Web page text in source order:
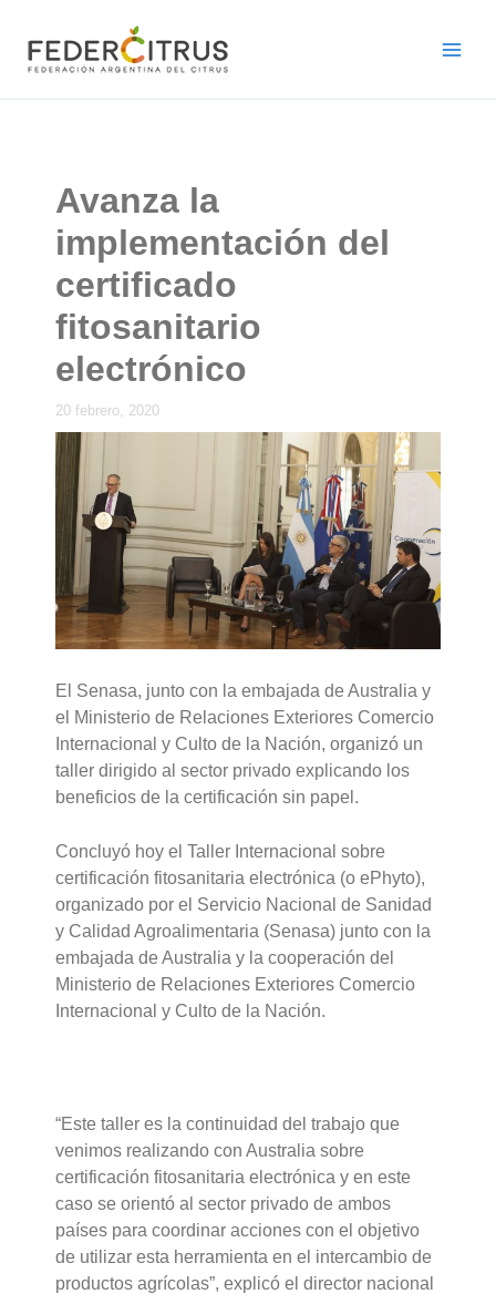
contenido
Avanza la
implementación del
certificado
fitosanitario
electrónico
20 febrero, 2020
El Senasa, junto con la embajada de Australia y
el Ministerio de Relaciones Exteriores Comercio
Internacional y Culto de la Nación, organizó un
taller dirigido al sector privado explicando los
beneficios de la certificación sin papel.
Concluyó hoy el Taller Internacional sobre
certificación fitosanitaria electrónica (o ePhyto),
organizado por el Servicio Nacional de Sanidad
y Calidad Agroalimentaria (Senasa) junto con la
embajada de Australia y la cooperación del
Ministerio de Relaciones Exteriores Comercio
Internacional y Culto de la Nación.
“Este taller es la continuidad del trabajo que
venimos realizando con Australia sobre
certificación fitosanitaria electrónica y en este
caso se orientó al sector privado de ambos
países para coordinar acciones con el objetivo
de utilizar esta herramienta en el intercambio de
productos agrícolas”, explicó el director nacional